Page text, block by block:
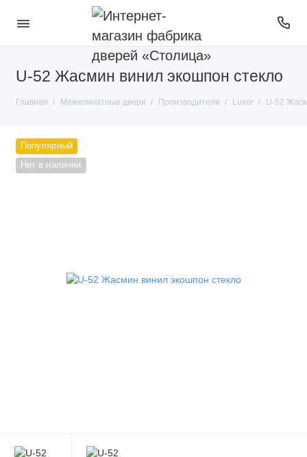
U-52 Жасмин винил экошпон стекло
Главная Межкомнатные двери Производители Luxor U-52
Покрытие
Тип конструкции
Популярный
Нет в наличии